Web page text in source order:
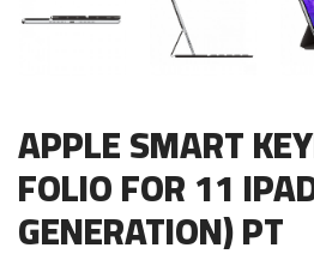
APPLE SMART
FOLIO FOR 11
GENERATION) PT